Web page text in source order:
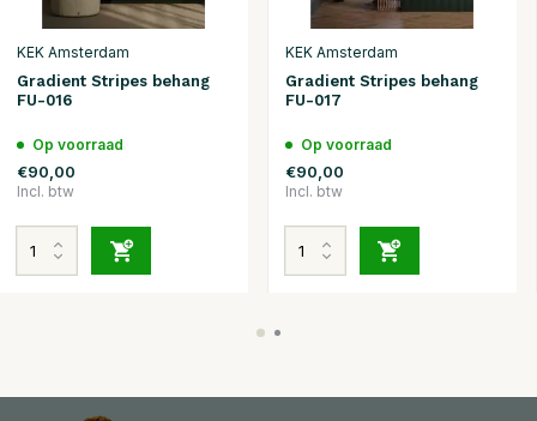
KEK Amsterdam
Gradient Stripes behang
FU-016
Op voorraad
€90,00
Incl. btw
KEK Amsterdam
Gradient Stripes behang
FU-017
Op voorraad
€90,00
Incl. btw